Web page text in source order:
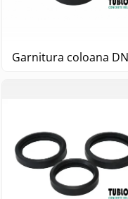
Garnitura coloana